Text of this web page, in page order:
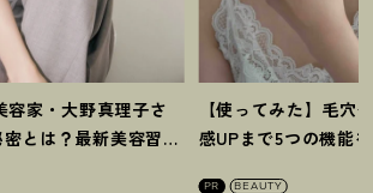
容家・大野真理子さ
とは ？ 最新美容習慣
【使ってみた】毛穴
感UPまで5つの機能
PR BEAUTY